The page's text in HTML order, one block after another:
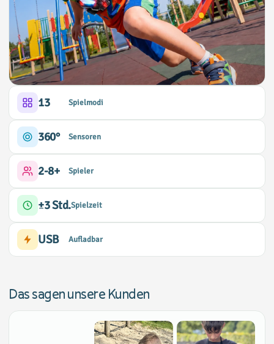
13 Spielmodi
360° Sensoren
2-8+ Spieler
±3 Std.Spielzeit
USB Aufladbar
Das sagen unsere Kunden